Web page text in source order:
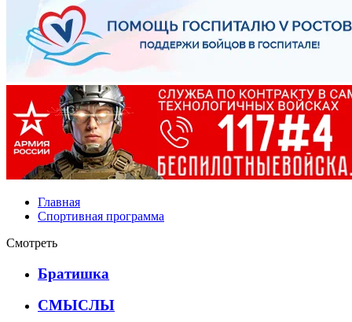
Главная
Спортивная программа
Смотреть
Братишка
СМЫСЛЫ